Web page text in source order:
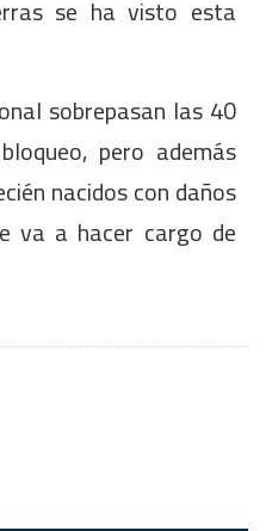
se ha visto esta
sobrepasan las 40
pero además
nacidos con daños
va a hacer cargo de